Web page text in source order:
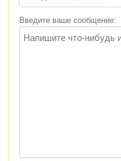
Введите ваше сообщение: